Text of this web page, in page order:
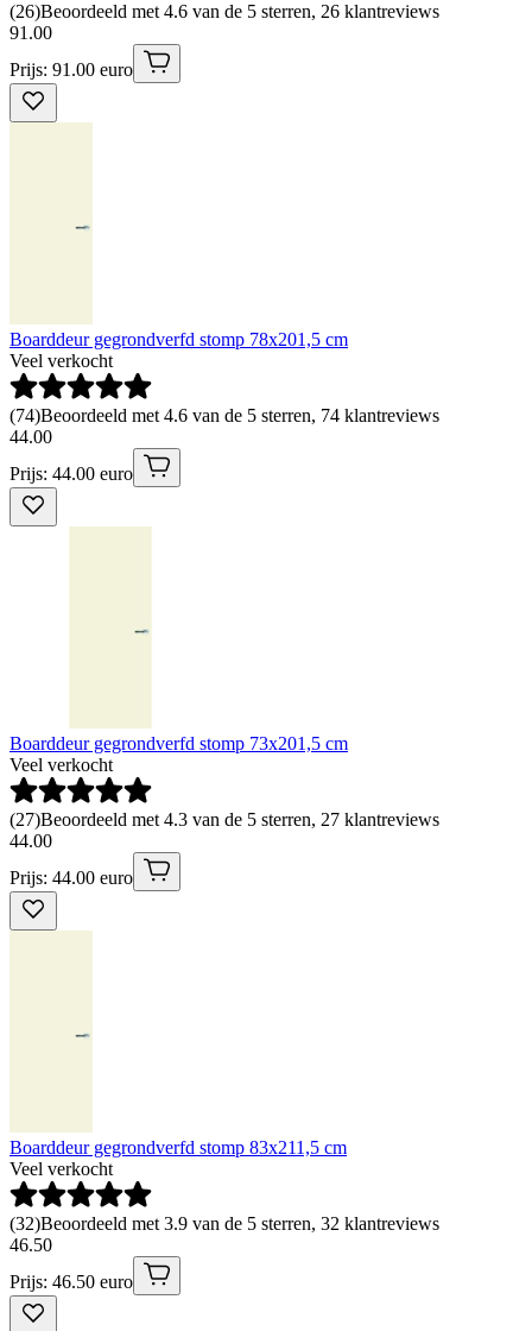
(26)Beoordeeld met 4.6 van de 5 sterren, 26 klantreviews
91 .00
Prijs: 91.00 euro
Boarddeur gegrondverfd stomp 78x201,5 cm
Veel verkocht
(74)Beoordeeld met 4.6 van de 5 sterren, 74 klantreviews
44.00
Prijs: 44.00 euro
Boarddeur gegrondverfd stomp 73x201,5 cm
Veel verkocht
(27)Beoordeeld met 4.3 van de 5 sterren, 27 klantreviews
44.00
Prijs: 44.00 euro
Boarddeur gegrondverfd stomp 83x211,5 cm
Veel verkocht
(32)Beoordeeld met 3.9 van de 5 sterren, 32 klantreviews
46.50
Prijs: 46.50 euro